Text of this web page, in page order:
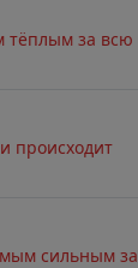
тёплым за всю
происходит
сильным за